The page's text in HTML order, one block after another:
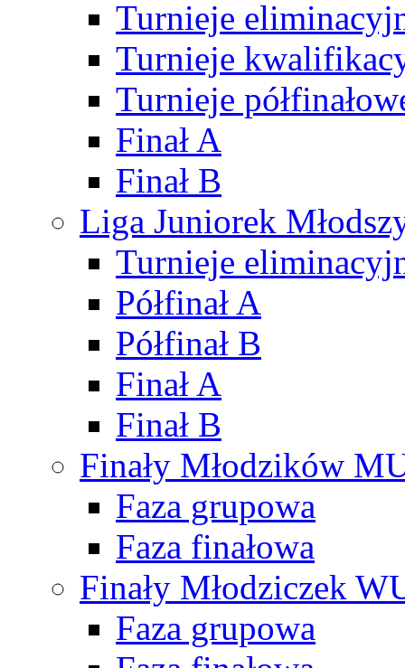
Turnieje
Turnieje
Turnieje
Finał A
Finał B
Liga Juniorek
Turnieje
Półfinał A
Półfinał B
Finał A
Finał B
Finały Młodzików
Faza grupowa
Faza finałowa
Finały Młodziczek
Faza grupowa